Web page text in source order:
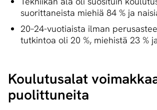
suorittaneista miehiä 84 % ja
20–24-vuotiaista ilman
tutkintoa oli 20 %, miehistä 23 %
Koulutusalat
puo­lit­tu­nei­ta